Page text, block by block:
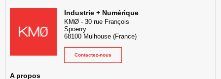
KMØ Hub d’innovation industrielle et lieu événementiel au cœur
Industrie + Numérique
KMØ- 30 rue François
Spoerry
68100 Mulhouse (France)
Contactez-nous
A propos